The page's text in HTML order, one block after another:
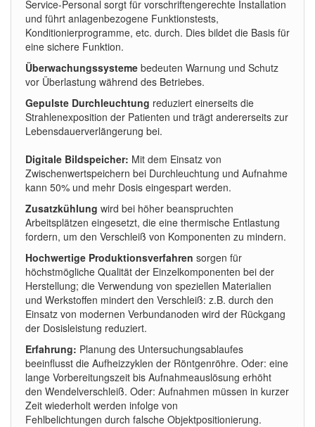
Service-Personal sorgt für vorschriftengerechte Installation
und führt anlagenbezogene Funktionstests,
Konditionierprogramme, etc. durch. Dies bildet die Basis für
eine sichere Funktion.
Überwachungssysteme bedeuten Warnung und Schutz
vor Überlastung während des Betriebes.
Gepulste Durchleuchtung reduziert einerseits die
Strahlenexposition der Patienten und trägt andererseits zur
Lebensdauerverlängerung bei.
Digitale Bildspeicher: Mit dem Einsatz von
Zwischenwertspeichern bei Durchleuchtung und Aufnahme
kann 50% und mehr Dosis eingespart werden.
Zusatzkühlung wird bei höher beanspruchten
Arbeitsplätzen eingesetzt, die eine thermische Entlastung
fordern, um den Verschleiß von Komponenten zu mindern.
Hochwertige Produktionsverfahren sorgen für
höchstmögliche Qualität der Einzelkomponenten bei der
Herstellung; die Verwendung von speziellen Materialien
und Werkstoffen mindert den Verschleiß: z.B. durch den
Einsatz von modernen Verbundanoden wird der Rückgang
der Dosisleistung reduziert.
Erfahrung: Planung des Untersuchungsablaufes
beeinflusst die Aufheizzyklen der Röntgenröhre. Oder: eine
lange Vorbereitungszeit bis Aufnahmeauslösung erhöht
den Wendelverschleiß. Oder: Aufnahmen müssen in kurzer
Zeit wiederholt werden infolge von
Fehlbelichtungen durch falsche Objektpositionierung.